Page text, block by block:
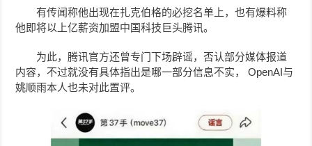
有传闻称他出现在扎克伯格的必挖名单上，也有爆料称
他即将以上亿薪资加盟中国科技巨头腾讯。
为此，腾讯官方还曾专门下场辟谣，否认部分媒体报道
内容，不过就没有具体指出是哪一部分信息不实， OpenAI与
姚顺雨本人也未对此置评。